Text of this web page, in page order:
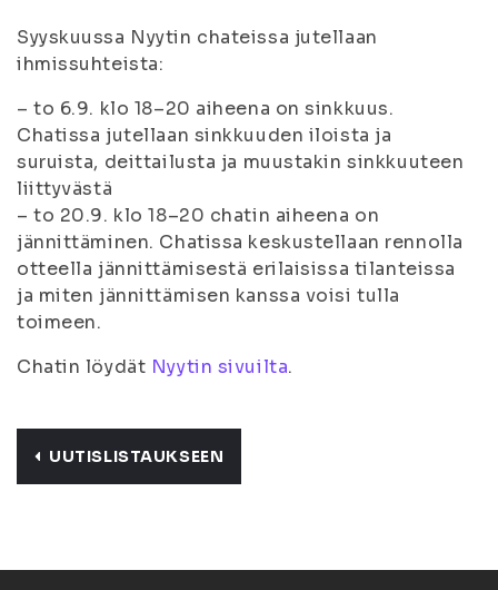
Syyskuussa Nyytin chateissa jutellaan
ihmissuhteista:
– to 6.9. klo 18–20 aiheena on sinkkuus.
Chatissa jutellaan sinkkuuden iloista ja
suruista, deittailusta ja muustakin sinkkuuteen
liittyvästä
– to 20.9. klo 18–20 chatin aiheena on
jännittäminen. Chatissa keskustellaan rennolla
otteella jännittämisestä erilaisissa tilanteissa
ja miten jännittämisen kanssa voisi tulla
toimeen.
Chatin löydät Nyytin sivuilta.
UUTISLISTAUKSEEN